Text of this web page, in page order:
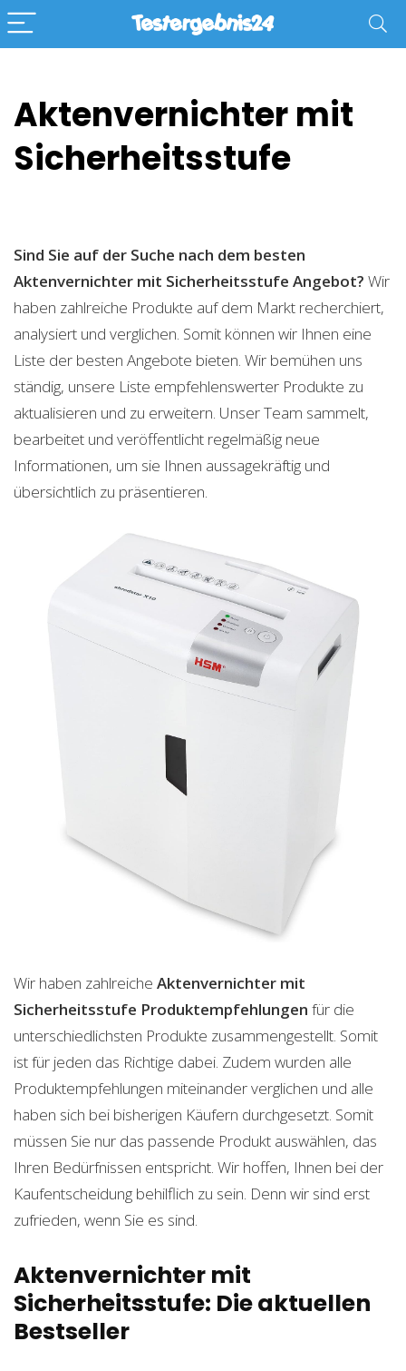
Aktenvernichter mit
Sicherheitsstufe
Sind Sie auf der Suche nach dem besten
Aktenvernichter mit Sicherheitsstufe Angebot? Wir
haben zahlreiche Produkte auf dem Markt recherchiert,
analysiert und verglichen. Somit können wir Ihnen eine
Liste der besten Angebote bieten. Wir bemühen uns
ständig, unsere Liste empfehlenswerter Produkte zu
aktualisieren und zu erweitern. Unser Team sammelt,
bearbeitet und veröffentlicht regelmäßig neue
Informationen, um sie Ihnen aussagekräftig und
übersichtlich zu präsentieren.
Wir haben zahlreiche Aktenvernichter mit
Sicherheitsstufe Produktempfehlungen für die
unterschiedlichsten Produkte zusammengestellt. Somit
ist für jeden das Richtige dabei. Zudem wurden alle
Produktempfehlungen miteinander verglichen und alle
haben sich bei bisherigen Käufern durchgesetzt. Somit
müssen Sie nur das passende Produkt auswählen, das
Ihren Bedürfnissen entspricht. Wir hoffen, Ihnen bei der
Kaufentscheidung behilflich zu sein. Denn wir sind erst
zufrieden, wenn Sie es sind.
Aktenvernichter mit
Sicherheitsstufe: Die aktuellen
Bestseller